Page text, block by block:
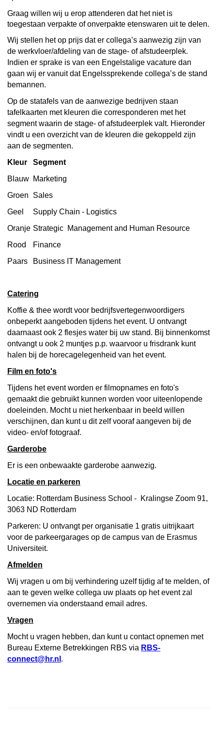
Graag willen wij u erop attenderen dat het niet is
toegestaan verpakte of onverpakte etenswaren uit te delen.
Wij stellen het op prijs dat er collega’s aanwezig zijn van
de werkvloer/afdeling van de stage- of afstudeerplek.
Indien er sprake is van een Engelstalige vacature dan
gaan wij er vanuit dat Engelssprekende collega’s de stand
bemannen.
Op de statafels van de aanwezige bedrijven staan
tafelkaarten met kleuren die corresponderen met het
segment waarin de stage- of afstudeerplek valt. Hieronder
vindt u een overzicht van de kleuren die gekoppeld zijn
aan de segmenten.
Kleur
Segment
Blauw Marketing
Groen
Sales
Geel
Supply Chain - Logistics
Oranje Strategic Management and Human Resource
Rood
Finance
Paars
Business IT Management
Catering
Koffie & thee wordt voor bedrijfsvertegenwoordigers
onbeperkt aangeboden tijdens het event. U ontvangt
daarnaast ook 2 flesjes water bij uw stand. Bij binnenkomst
ontvangt u ook 2 muntjes p.p. waarvoor u frisdrank kunt
halen bij de horecagelegenheid van het event.
Film en foto's
Tijdens het event worden er filmopnames en foto's
gemaakt die gebruikt kunnen worden voor uiteenlopende
doeleinden. Mocht u niet herkenbaar in beeld willen
verschijnen, dan kunt u dit zelf vooraf aangeven bij de
video- en/of fotograaf.
Garderobe
Er is een onbewaakte garderobe aanwezig.
Locatie en parkeren
Locatie: Rotterdam Business School - Kralingse Zoom 91,
3063 ND Rotterdam
Parkeren: U ontvangt per organisatie 1 gratis uitrijkaart
voor de parkeergarages op de campus van de Erasmus
Universiteit.
Afmelden
Wij vragen u om bij verhindering uzelf tijdig af te melden, of
aan te geven welke collega uw plaats op het event zal
overnemen via onderstaand email adres.
Vragen
Mocht u vragen hebben, dan kunt u contact opnemen met
Bureau Externe Betrekkingen RBS via RBS-
connect@hr.nl .